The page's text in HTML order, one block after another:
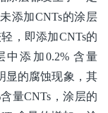
添加CNTs的涂层
，即添加CNTs的
添加0.2% 含量
显的腐蚀现象，其
量CNTs，涂层的